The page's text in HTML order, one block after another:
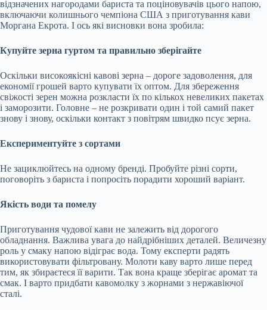
відзначених нагородами бариста та поціновувачів цього напою,
включаючи колишнього чемпіона США з приготування кави
Моргана Екрота. І ось які висновки вона зробила:
Купуйте зерна гуртом та правильно зберігайте
Оскільки високоякісні кавові зерна – дороге задоволення, для
економії грошей варто купувати їх оптом. Для збереження
свіжості зерен можна розкласти їх по кількох невеликих пакетах
і заморозити. Головне – не розкривати один і той самий пакет
знову і знову, оскільки контакт з повітрям швидко псує зерна.
Експериментуйте з сортами
Не зациклюйтесь на одному бренді. Пробуйте різні сорти,
поговоріть з бариста і попросіть порадити хороший варіант.
Якість води та помелу
Приготування чудової кави не залежить від дорогого
обладнання. Важлива увага до найдрібніших деталей. Величезну
роль у смаку напою відіграє вода. Тому експерти радять
використовувати фільтровану. Молоти каву варто лише перед
тим, як збираєтеся її варити. Так вона краще зберігає аромат та
смак. І варто придбати кавомолку з жорнами з нержавіючої
сталі.